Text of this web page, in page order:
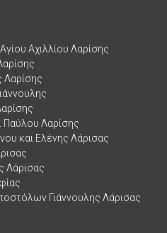
Αχιλλίου Λαρίσης
Λαρίσης
Παύλου Λαρίσης
και Ελένης Λάρισας
Λάρισας
Γιάννουλης Λάρισας